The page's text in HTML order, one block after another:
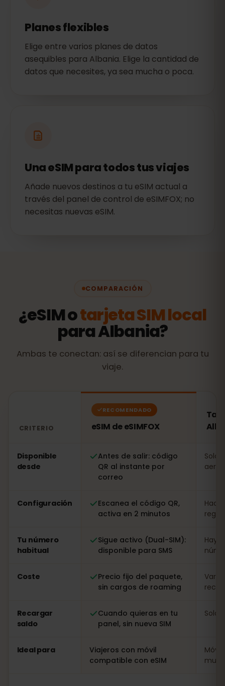
Planes flexibles
Elige entre varios planes de datos
asequibles para Albania. Elige la cantidad de
datos que necesites, ya sea mucha o poca.
Una eSIM para todos tus viajes
Añade nuevos destinos a tu eSIM actual a
través del panel de control de eSIMFOX; no
necesitas nuevas eSIM.
COMPARACIÓN
¿eSIM otarjeta SIM local
para Albania?
Ambas te conectan: así se diferencian para tu
viaje.
CRITERIO
RECOMENDADO
eSIM de eSIMFOX
Disponible
desde
Antes de salir: código
QR al instante por
correo
Solo
Configuración
Escanea el código QR,
activa en 2 minutos
Tu número
habitual
Sigue activo (Dual-SIM):
disponible para SMS
Hay
Coste
Precio fijo del paquete,
sin cargos de roaming
Recargar
saldo
Cuando quieras en tu
panel, sin nueva SIM
Solo
Ideal para
Viajeros con móvil
compatible con eSIM
muy